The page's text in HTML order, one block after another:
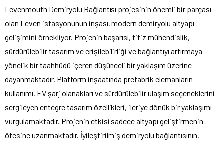
Levenmouth Demiryolu Bağlantısı projesinin önemli bir parçası
olan Leven istasyonunun inşası, modern demiryolu altyapı
gelişimini örnekliyor. Projenin başarısı, titiz mühendislik,
sürdürülebilir tasarım ve erişilebilirliği ve bağlantıyı artırmaya
yönelik bir taahhüdü içeren düşünceli bir yaklaşım üzerine
dayanmaktadır. Platform inşaatında prefabrik elemanların
kullanımı, EV şarj olanakları ve sürdürülebilir ulaşım seçeneklerini
sergileyen entegre tasarım özellikleri, ileriye dönük bir yaklaşımı
vurgulamaktadır. Projenin etkisi sadece altyapı geliştirmenin
ötesine uzanmaktadır. İyileştirilmiş demiryolu bağlantısının,